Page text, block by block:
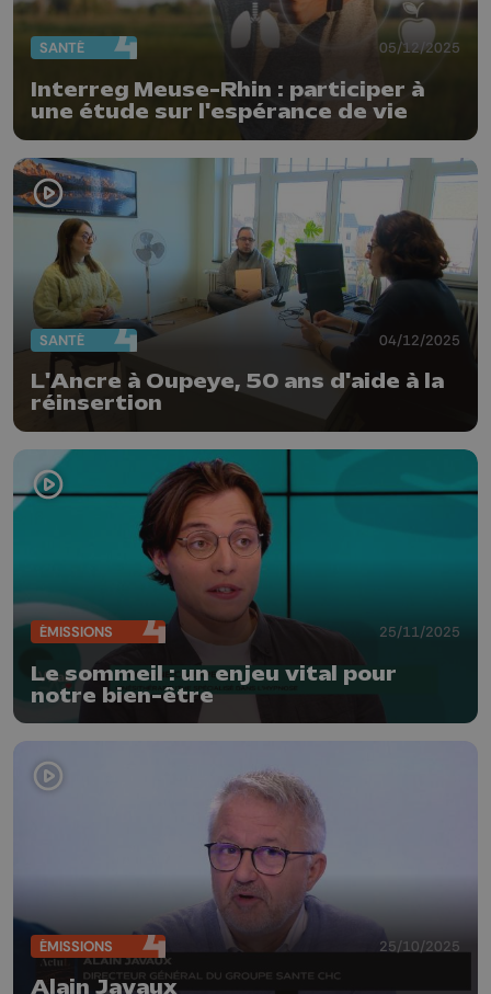
SANTÉ 05/12/2025
Interreg Meuse-Rhin : participer à
une étude sur l'espérance de vie
SANTÉ 04/12/2025
L'Ancre à Oupeye, 50 ans d'aide à la
réinsertion
ÉMISSIONS 25/11/2025
Le sommeil : un enjeu vital pour
notre bien-être
ÉMISSIONS 25/10/2025
Alain Javaux